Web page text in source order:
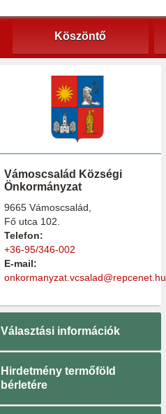
Köszöntő
Vámoscsalád Községi
Önkormányzat
9665 Vámoscsalád,
Fő utca 102.
Telefon:
+36-95/346-002
E-mail:
onkormanyzat.vcsalad@repcenet.hu
Választási információk
Hirdetmény termőföld
bérletére